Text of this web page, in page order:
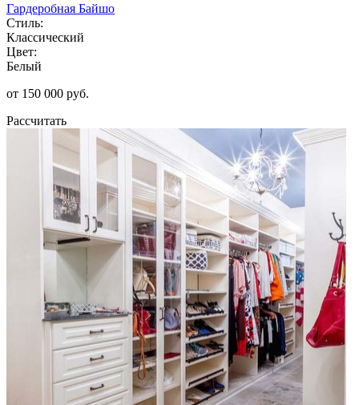
Гардеробная Байшо
Стиль:
Классический
Цвет:
Белый
от 150 000 руб.
Рассчитать